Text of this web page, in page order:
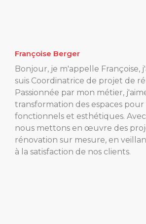
Françoise Berger
Bonjour, je m'appelle Françoise,
suis Coordinatrice de projet de
Passionnée par mon métier,
transformation des espaces
fonctionnels et esthétiques.
nous mettons en œuvre des
rénovation sur mesure, en
à la satisfaction de nos clients.